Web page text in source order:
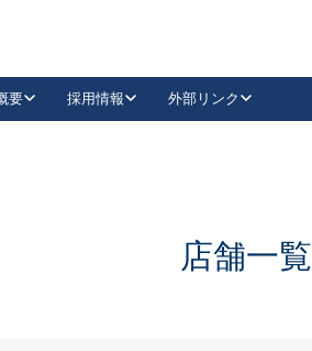
抗ウイルス・抗菌製品
要 採用情報 外部リンク
LinkedIn店舗一覧